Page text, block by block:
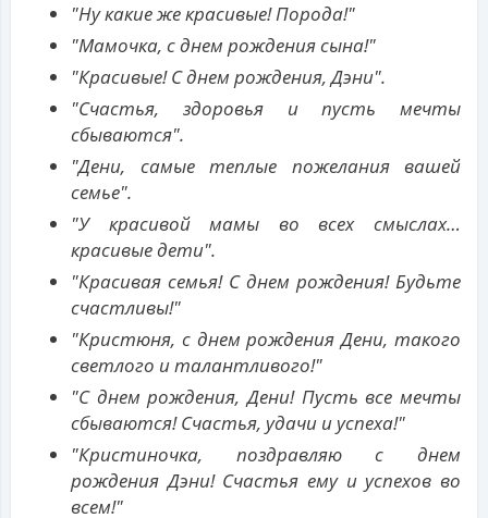
"Ну какие же красивые! Порода!"
"Мамочка, с днем рождения сына!"
"Красивые! С днем рождения, Дэни".
"Счастья, здоровья и пусть мечты
сбываются".
"Дени, самые теплые пожелания вашей
семье".
"У красивой мамы во всех смыслах…
красивые дети".
"Красивая семья! С днем рождения! Будьте
счастливы!"
"Кристюня, с днем рождения Дени, такого
светлого и талантливого!"
"С днем рождения, Дени! Пусть все мечты
сбываются! Счастья, удачи и успеха!"
"Кристиночка, поздравляю с днем
рождения Дэни! Счастья ему и успехов во
всем!"